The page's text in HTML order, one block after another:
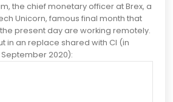
the chief monetary officer at Brex, a
Unicorn, famous final month that
present day are working remotely.
in an replace shared with CI (in
September 2020):